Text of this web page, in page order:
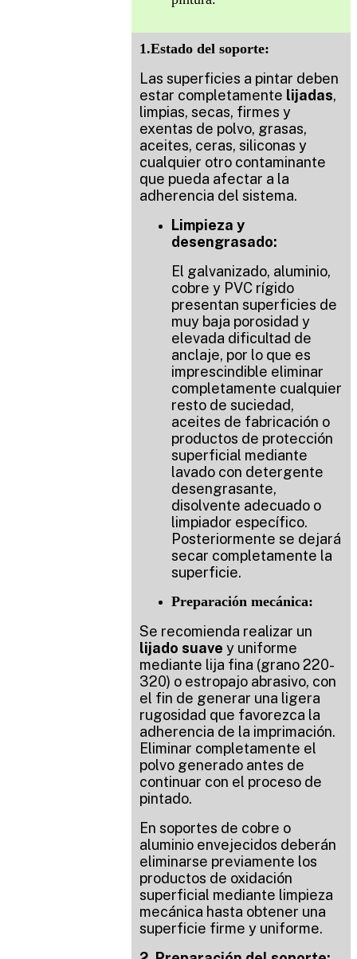
1.Estado del soporte:
Las superficies a pintar deben
estar completamente lijadas,
limpias, secas, firmes y
exentas de polvo, grasas,
aceites, ceras, siliconas y
cualquier otro contaminante
que pueda afectar a la
adherencia del sistema.
Limpieza y
desengrasado:
El galvanizado, aluminio,
cobre y PVC rígido
presentan superficies de
muy baja porosidad y
elevada dificultad de
anclaje, por lo que es
imprescindible eliminar
completamente cualquier
resto de suciedad,
aceites de fabricación o
productos de protección
superficial mediante
lavado con detergente
desengrasante,
disolvente adecuado o
limpiador específico.
Posteriormente se dejará
secar completamente la
superficie.
Preparación mecánica:
Se recomienda realizar un
lijado suave y uniforme
mediante lija fina (grano 220-
320) o estropajo abrasivo, con
el fin de generar una ligera
rugosidad que favorezca la
adherencia de la imprimación.
Eliminar completamente el
polvo generado antes de
continuar con el proceso de
pintado.
En soportes de cobre o
aluminio envejecidos deberán
eliminarse previamente los
productos de oxidación
superficial mediante limpieza
mecánica hasta obtener una
superficie firme y uniforme.